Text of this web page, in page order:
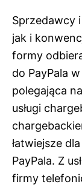
Sprzedawcy
jak i
formy
do PayPala
polegająca
usługi
łatwiejsze
PayPala. Z
firmy